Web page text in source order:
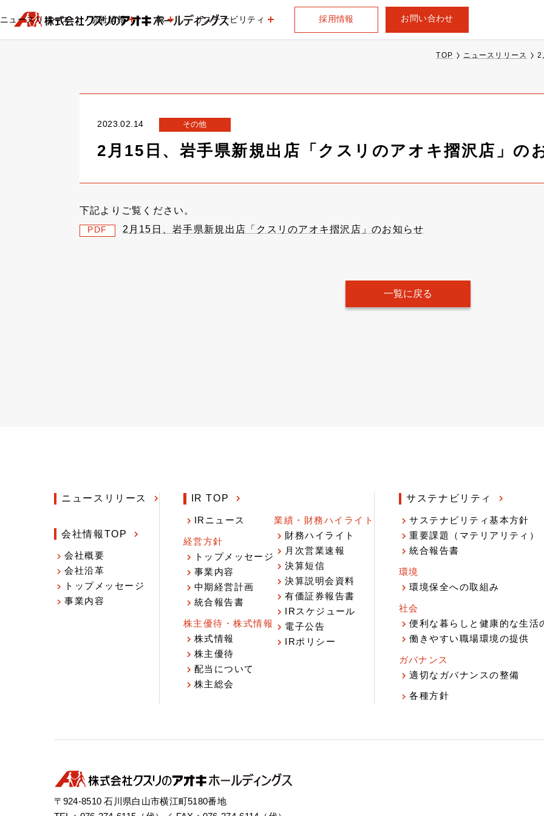
ニュースリリース 会社情報 IR サステナビリティ 採用情報 お問い合わせ
TOP ニュースリリース 2
2023.02.14 その他
2月15日、岩手県新規出店「クスリのアオキ摺沢店」の
下記よりご覧ください。
PDF 2月15日、岩手県新規出店「クスリのアオキ摺沢店」のお知らせ
一覧に戻る
ニュースリリース
会社情報TOP
会社概要
会社沿革
トップメッセージ
事業内容
IR TOP
IRニュース
経営方針
トップメッセージ
事業内容
中期経営計画
統合報告書
株主優待・株式情報
株式情報
株主優待
配当について
株主総会
業績・財務ハイライト
財務ハイライト
月次営業速報
決算短信
決算説明会資料
有価証券報告書
IRスケジュール
電子公告
IRポリシー
サステナビリティ
サステナビリティ基本方針
重要課題（マテリアリティ）
統合報告書
環境
環境保全への取組み
社会
便利な暮らしと健康的な生活
働きやすい職場環境の提供
ガバナンス
適切なガバナンスの整備
各種方針
〒924-8510 石川県白山市横江町5180番地